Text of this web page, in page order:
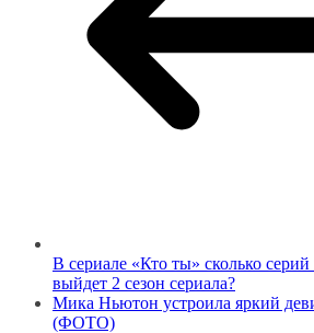
В сериале «Кто ты» сколько серий
выйдет 2 сезон сериала?
Мика Ньютон устроила яркий
(ФОТО)